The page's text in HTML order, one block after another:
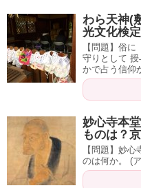
わら天神(
光文化検
【問題】俗
守りとして
かで占う信仰
妙心寺本
ものは？
【問題】妙
のは何か。 (